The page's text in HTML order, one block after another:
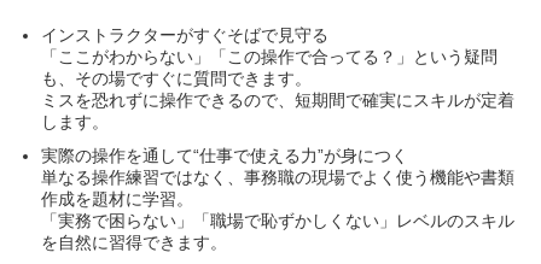
インストラクターがすぐそばで見守る
「ここがわからない」「この操作で合ってる？」という疑問
も、その場ですぐに質問できます。
ミスを恐れずに操作できるので、短期間で確実にスキルが定着
します。
実際の操作を通して“仕事で使える力”が身につく
単なる操作練習ではなく、事務職の現場でよく使う機能や書類
作成を題材に学習。
「実務で困らない」「職場で恥ずかしくない」レベルのスキル
を自然に習得できます。